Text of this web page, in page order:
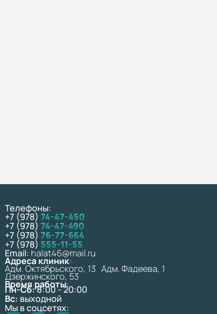
Телефоны:
+7 (978) 74-47-450
+7 (978) 74-47-490
+7 (978) 76-77-664
+7 (978) 555-11-55
Email: halat46@mail.ru
Адреса клиник:
Адм. Октябрьского, 13 Адм. Фадеева, 1
Дзержинского, 53
Время работы:
Пн-Сб:8:00 - 20:00
Вс: выходной
Мы в соцсетях: